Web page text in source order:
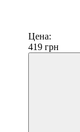
Цена:
419 грн